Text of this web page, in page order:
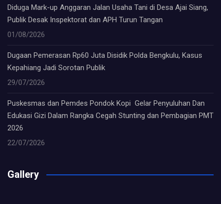
Diduga Mark-up Anggaran Jalan Usaha Tani di Desa Ajai Siang,
Publik Desak Inspektorat dan APH Turun Tangan
01/08/2026
Dugaan Pemerasan Rp60 Juta Disidik Polda Bengkulu, Kasus
Kepahiang Jadi Sorotan Publik
29/07/2026
Puskesmas dan Pemdes Pondok Kopi Gelar Penyuluhan Dan
Edukasi Gizi Dalam Rangka Cegah Stunting dan Pembagian PMT
2026
22/07/2026
Gallery